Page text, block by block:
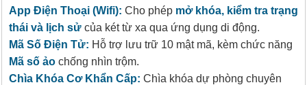
App Điện Thoại (Wifi): Cho phép mở khóa, kiểm tra trạng
thái và lịch sử của két từ xa qua ứng dụng di động.
Mã Số Điện Tử: Hỗ trợ lưu trữ 10 mật mã, kèm chức năng
Mã số ảo chống nhìn trộm.
Chìa Khóa Cơ Khẩn Cấp: Chìa khóa dự phòng chuyên